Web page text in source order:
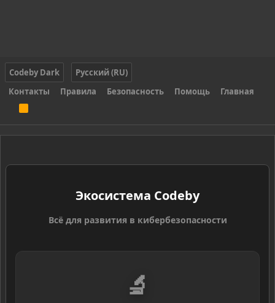
Codeby Dark
Русский (RU)
Контакты
Правила Безопасность Помощь Главная
S
Экосистема Codeby
Всё для развития в кибербезопасности
🔬